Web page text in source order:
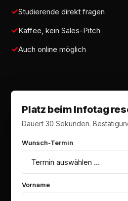
Studierende direkt fragen
Kaffee, kein Sales-Pitch
Auch online möglich
Platz beim Infotag
Dauert 30 Sekunden.
Wunsch-Termin
Vorname